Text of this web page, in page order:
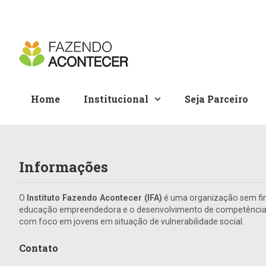
Home Institucional Seja Parceiro
Informações
O Instituto Fazendo Acontecer (IFA) é uma organização sem
educação empreendedora e o desenvolvimento de
com foco em jovens em situação de vulnerabilidade social.
Contato